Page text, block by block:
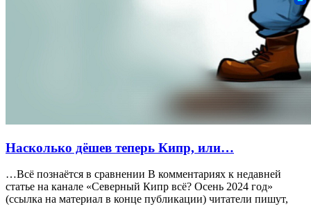
Насколько дёшев теперь Кипр, или…
…Всё познаётся в сравнении В комментариях к недавней
статье на канале «Северный Кипр всё? Осень 2024 год»
(ссылка на материал в конце публикации) читатели пишут,